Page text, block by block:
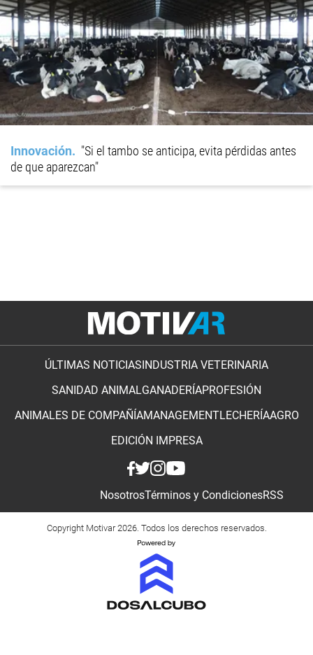
Innovación
"Si el tambo se anticipa, evita pérdidas antes
de que aparezcan"
ÚLTIMAS NOTICIAS INDUSTRIA VETERINARIA
SANIDAD ANIMALGANADERÍAPROFESIÓN
ANIMALES DE COMPAÑÍAMANAGEMENTLECHERÍAAGRO
EDICIÓN IMPRESA
NosotrosTérminos y CondicionesRSS
Copyright Motivar 2026. Todos los derechos reservados.